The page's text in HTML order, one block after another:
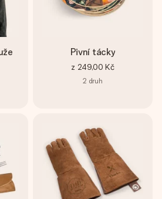
Pivní tácky
z 249,00 Kč
2 druh